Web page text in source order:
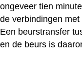
ongeveer tien
de verbindingen
Een beurstransfer
en de beurs is